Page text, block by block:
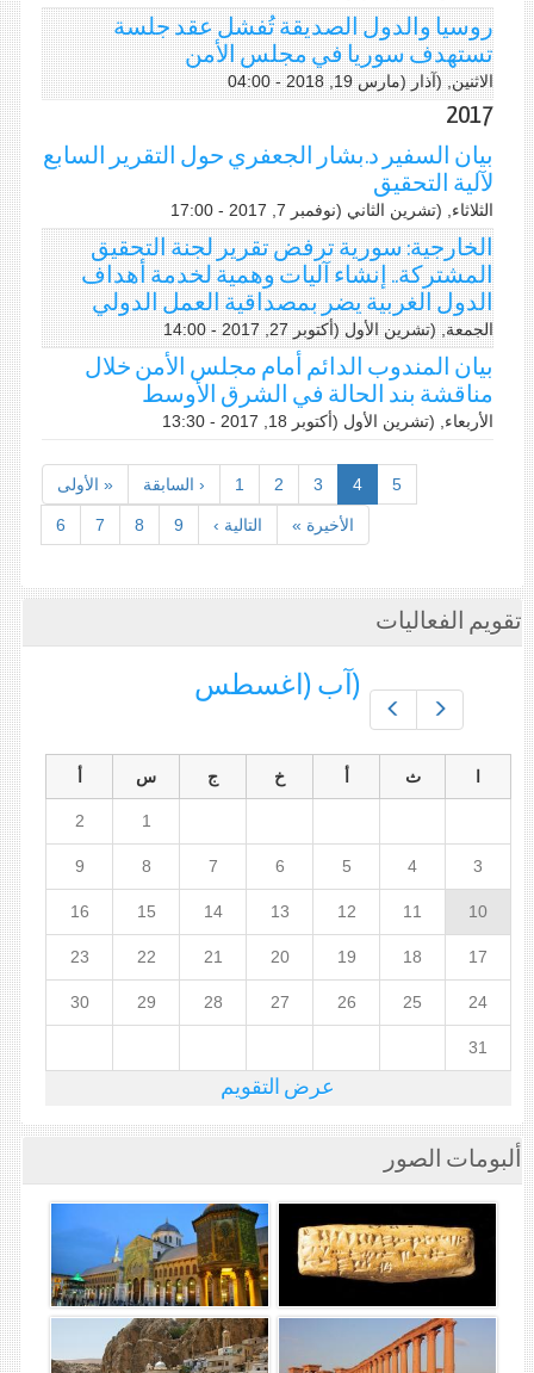
روسيا والدول الصديقة تُفشل عقد جلسة
تستهدف سوريا في مجلس الأمن
الاثنين, (آذار (مارس 19, 2018 - 04:00
2017
بيان السفير د.بشار الجعفري حول التقرير السابع
لآلية التحقيق
الثلاثاء, (تشرين الثاني (نوفمبر 7, 2017 - 17:00
الخارجية: سورية ترفض تقرير لجنة التحقيق
المشتركة.. إنشاء آليات وهمية لخدمة أهداف
الدول الغربية يضر بمصداقية العمل الدولي
الجمعة, (تشرين اﻷول (أكتوبر 27, 2017 - 14:00
بيان المندوب الدائم أمام مجلس الأمن خلال
مناقشة بند الحالة في الشرق الأوسط
الأربعاء, (تشرين اﻷول (أكتوبر 18, 2017 - 13:30
« الأولى ‹ السابقة 1 2 3 4 5
6 7 8 9 التالية › الأخيرة »
تقويم الفعاليات
(آب (اغسطس
ث خ ج س
1
2
3
4
5
6
7
8
9
10
11
12
13
14
15
16
17
18
19
20
21
22
23
24
25
26
27
28
29
30
31
عرض التقويم
ألبومات الصور